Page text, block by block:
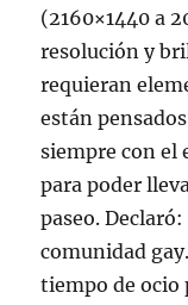
(2160×1440 a
resolución y
requieran
están
siempre con el
para poder
paseo.
comunidad
tiempo de ocio